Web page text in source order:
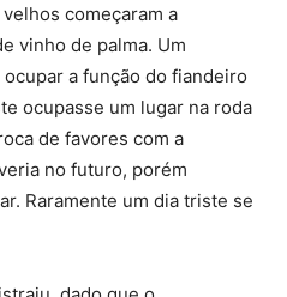
começaram a
vinho de palma. Um
a função do fiandeiro
ocupasse um lugar na roda
de favores com a
no futuro, porém
Raramente um dia triste se